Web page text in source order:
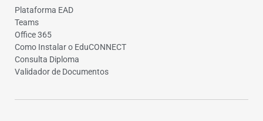
Plataforma EAD
Teams
Office 365
Como Instalar o EduCONNECT
Consulta Diploma
Validador de Documentos